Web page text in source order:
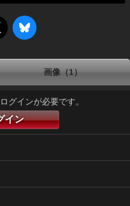
画像（1）
グインが必要です。
イン